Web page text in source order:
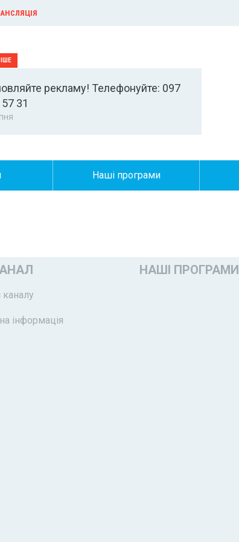
рекламу! Телефонуйте: 097
31
Наші програми
інформація
НАШІ ПРОГРАМИ